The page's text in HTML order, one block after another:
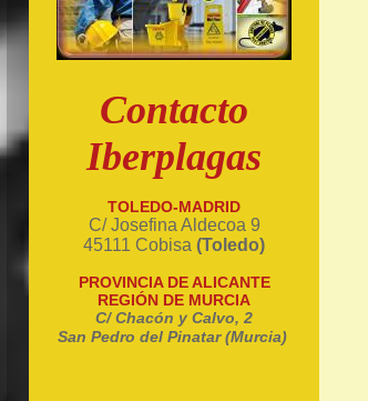
Contacto
Iberplagas
TOLEDO-MADRID
C/ Josefina Aldecoa 9
45111 Cobisa(Toledo)
PROVINCIA DE ALICANTE
REGIÓN DE MURCIA
C/ Chacón y Calvo, 2
San Pedro del Pinatar (Murcia)